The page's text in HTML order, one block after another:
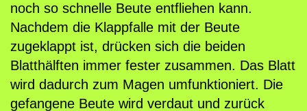
m
u
s
c
i
p
noch so schnelle Beute entfliehen kann.
Nachdem die Klappfalle mit der Beute
zugeklappt ist, drücken sich die beiden
Blatthälften immer fester zusammen. Das Blatt
wird dadurch zum Magen umfunktioniert. Die
gefangene Beute wird verdaut und zurück